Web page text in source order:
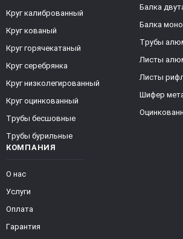
КОМПАНИЯ
О нас
Услуги
Оплата
Гарантия
Круг калиброванный
Круг кованый
Круг горячекатаный
Круг серебрянка
Круг низколегированный
Круг оцинкованный
Трубы бесшовные
Трубы бурильные
Балка
Балка
Трубы
Листы
Листы
Шифер